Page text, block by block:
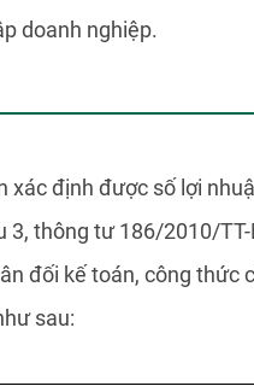
doanh nghiệp.
định được số lợi
thông tư 186/2010/
đối kế toán, công thức
sau: